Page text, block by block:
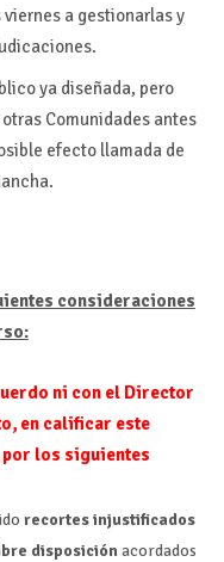
a gestionarlas y
ya diseñada, pero
Comunidades antes
efecto llamada de
consideraciones
ni con el Director
en calificar este
los siguientes
recortes injustificados
disposiciónacordados